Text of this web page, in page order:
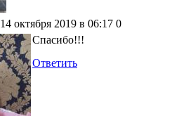
14 октября 2019 в 06:17 0
Спасибо!!!
Ответить